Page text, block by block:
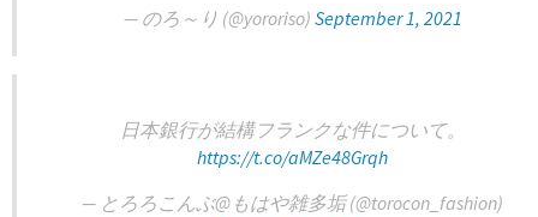
— のろ～り (@yororiso) September 1, 2021
日本銀行が結構フランクな件について。
https://t.co/aMZe48Grqh
— とろろこんぶ@もはや雑多垢 (@torocon_fashion)